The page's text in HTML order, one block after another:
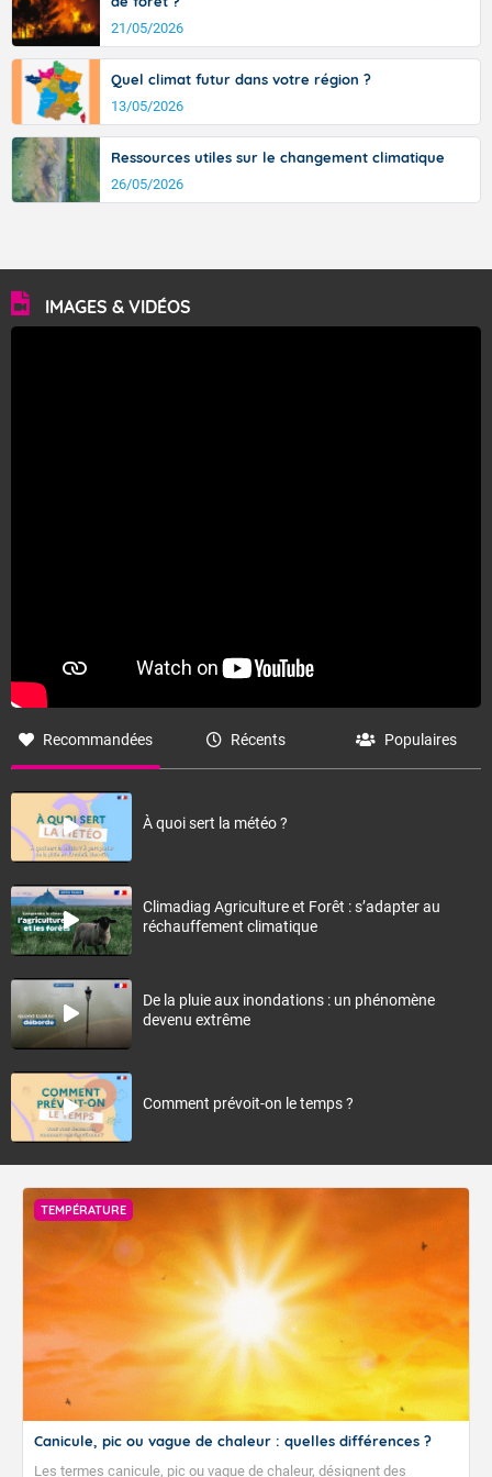
21/05/2026
Quel climat futur dans votre région ?
13/05/2026
Ressources utiles sur le changement climatique
26/05/2026
IMAGES & VIDÉOS
Recommandées Récents Populaires
À quoi sert la météo ?
Climadiag Agriculture et Forêt : s’adapter au
réchauffement climatique
De la pluie aux inondations : un phénomène
devenu extrême
Comment prévoit-on le temps ?
TEMPÉRATURE
Canicule, pic ou vague de chaleur : quelles différences ?
Les termes canicule, pic ou vague de chaleur, désignent des